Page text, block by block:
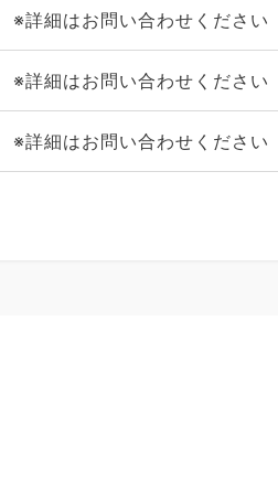
※詳細はお問い合わせください
※詳細はお問い合わせください
※詳細はお問い合わせください